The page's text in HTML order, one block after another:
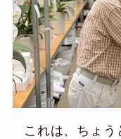
これは、ちょ